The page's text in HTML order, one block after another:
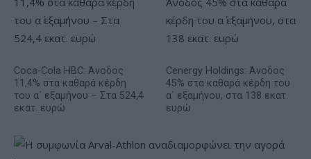
Coca-Cola HBC: Άνοδος
11,4% στα καθαρά κέρδη
του α΄ εξαμήνου – Στα 524,4
εκατ. ευρώ
Cenergy Holdings: Άνοδος
45% στα καθαρά κέρδη του
α΄ εξαμήνου, στα 138 εκατ.
ευρώ